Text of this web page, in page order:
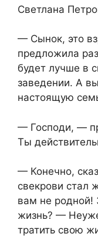
Светлана
— Сынок, это
предложила
будет лучше в
заведении. А
настоящую
— Господи, —
Ты
— Конечно,
свекрови стал
вам не родной!
жизнь? —
тратить свою